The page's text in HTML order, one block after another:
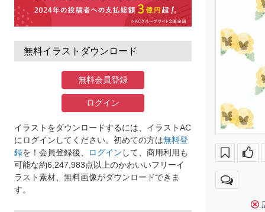
無料イラストダウンロード
無料会員登録
ログイン
イラストをダウンロードするには、イラストAC
にログインしてください。初めての方は無料登
録を！会員登録後、 ログイン して、商用利用も
可能な約6,247,983点以上のかわいいフリーイ
ラスト素材、無料画像がダウンロードできま
す。